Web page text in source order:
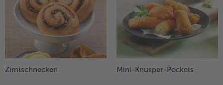
Zimtschnecken Mini-Knusper-Pockets